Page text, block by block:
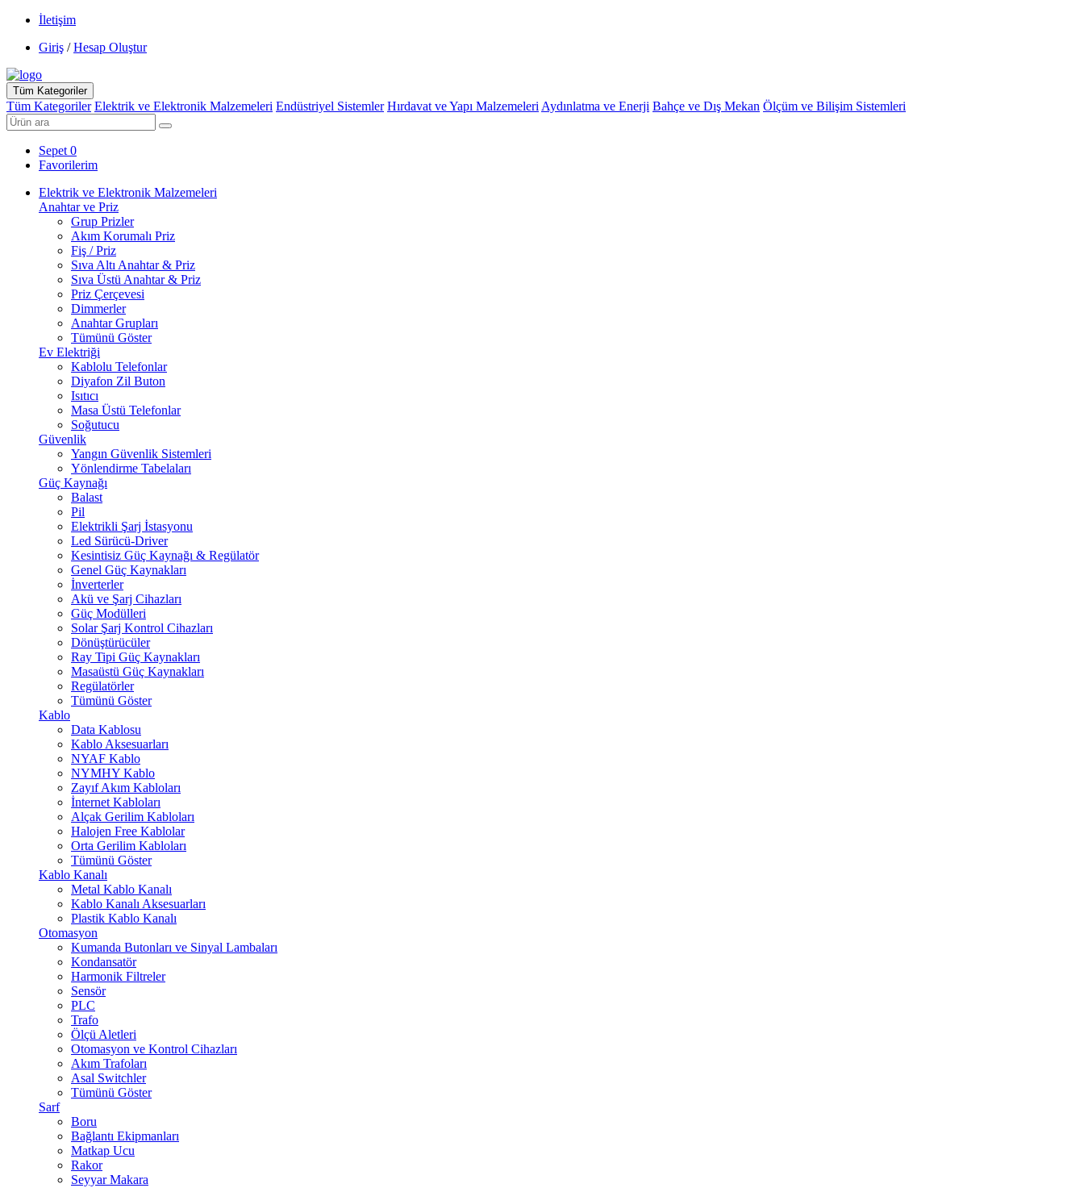
İletişim
Giriş / Hesap Oluştur
Tüm Kategoriler
Tüm Kategoriler Elektrik ve Elektronik Malzemeleri Endüstriyel Sistemler Hırdavat ve Yapı Malzemeleri Aydınlatma ve Enerji Bahçe ve Dış Mekan Ölçüm ve Bilişim Sistemleri
Sepet 0
Favorilerim
Elektrik ve Elektronik Malzemeleri
Anahtar ve Priz
Grup Prizler
Akım Korumalı Priz
Fiş / Priz
Sıva Altı Anahtar & Priz
Sıva Üstü Anahtar & Priz
Priz Çerçevesi
Dimmerler
Anahtar Grupları
Tümünü Göster
Ev Elektriği
Kablolu Telefonlar
Diyafon Zil Buton
Isıtıcı
Masa Üstü Telefonlar
Soğutucu
Güvenlik
Yangın Güvenlik Sistemleri
Yönlendirme Tabelaları
Güç Kaynağı
Balast
Pil
Elektrikli Şarj İstasyonu
Led Sürücü-Driver
Kesintisiz Güç Kaynağı & Regülatör
Genel Güç Kaynakları
İnverterler
Akü ve Şarj Cihazları
Güç Modülleri
Solar Şarj Kontrol Cihazları
Dönüştürücüler
Ray Tipi Güç Kaynakları
Masaüstü Güç Kaynakları
Regülatörler
Tümünü Göster
Kablo
Data Kablosu
Kablo Aksesuarları
NYAF Kablo
NYMHY Kablo
Zayıf Akım Kabloları
İnternet Kabloları
Alçak Gerilim Kabloları
Halojen Free Kablolar
Orta Gerilim Kabloları
Tümünü Göster
Kablo Kanalı
Metal Kablo Kanalı
Kablo Kanalı Aksesuarları
Plastik Kablo Kanalı
Otomasyon
Kumanda Butonları ve Sinyal Lambaları
Kondansatör
Harmonik Filtreler
Sensör
PLC
Trafo
Ölçü Aletleri
Otomasyon ve Kontrol Cihazları
Akım Trafoları
Asal Switchler
Tümünü Göster
Sarf
Boru
Bağlantı Ekipmanları
Matkap Ucu
Rakor
Seyyar Makara